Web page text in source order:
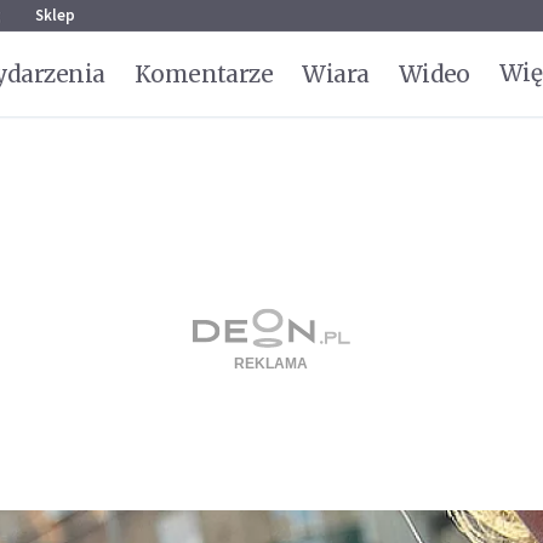
Sklep
Komentarze Wiara Wideo